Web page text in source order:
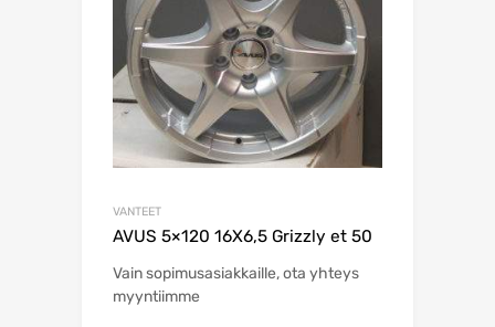
VANTEET
AVUS 5×120 16X6,5 Grizzly et 50
Vain sopimusasiakkaille, ota yhteys
myyntiimme